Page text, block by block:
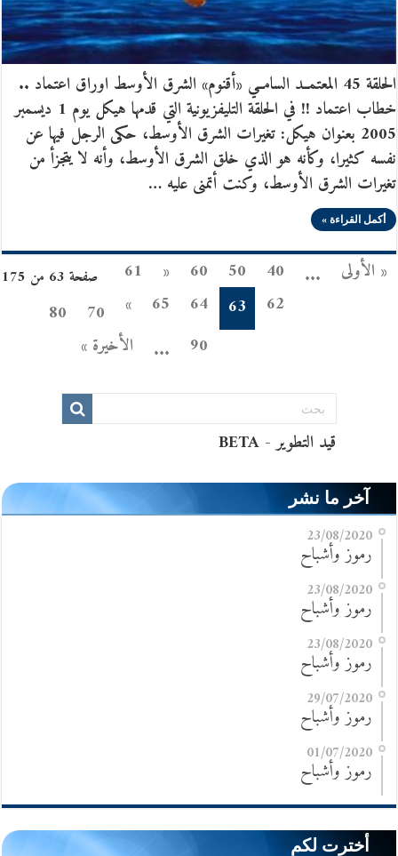
الحلقة 45 المعتمــد السامــي «أقنوم» الشرق الأوسط اوراق اعتماد ..
خطاب اعتماد !! في الحلقة التليفزيونية التي قدمها هيكل يوم 1 ديسمبر
2005 بعنوان هيكل: تغيرات الشرق الأوسط، حكى الرجل فيها عن
نفسه كثيرا، وكأنه هو الذي خلق الشرق الأوسط، وأنه لا يتجزأ من
تغيرات الشرق الأوسط، وكنت أتمنى عليه …
أكمل القراءة »
صفحة 63 من 175 « الأولى ...
40
50
60
«
61
62
63
64
65
»
70
80
90
... الأخيرة »
آخر ما نشر
23/08/2020
رموز وأشباح
23/08/2020
رموز وأشباح
23/08/2020
رموز وأشباح
29/07/2020
رموز وأشباح
01/07/2020
رموز وأشباح
أخترت لكم